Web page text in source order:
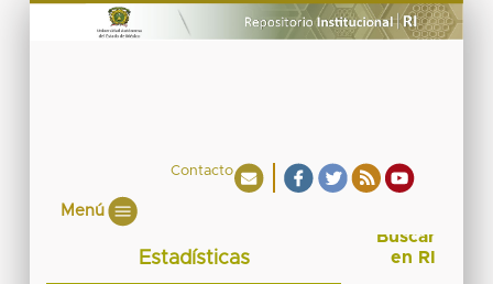
Contacto
Menú
Estadísticas
Buscar
en RI